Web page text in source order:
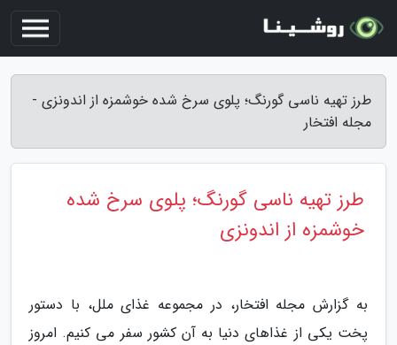
طرز تهیه ناسی گورنگ؛ پلوی سرخ شده خوشمزه از اندونزی -
مجله افتخار
طرز تهیه ناسی گورنگ؛ پلوی سرخ شده
خوشمزه از اندونزی
به گزارش مجله افتخار، در مجموعه غذای ملل، با دستور
پخت یکی از غذاهای دنیا به آن کشور سفر می کنیم. امروز